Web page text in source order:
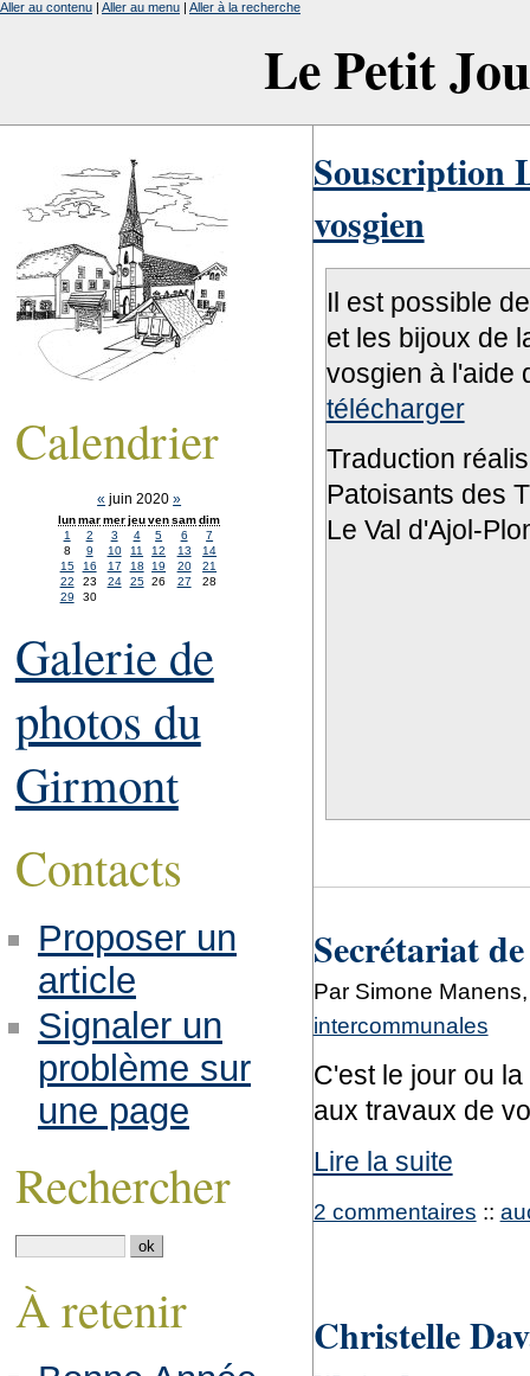
Le Petit
Aller au contenu | Aller au menu | Aller à la recherche
Souscription
vosgien
Il est possible
et les bijoux de
vosgien à l'aide
télécharger
Traduction
Patoisants des
Le Val d'Ajol-
Secrétariat
Par Simone
intercommunales
C'est le jour ou
aux travaux de
Lire la suite
2 commentaires ::
Christelle
Calendrier
« juin 2020»
lunmarmerjeuvensamdim
1
2 3 4 5 6
7
8
9 10 11 12 13
14
15
16 17 18 19 20
21
22
23 24 25 26 27
28
29
30
Galerie de
photos du
Girmont
Contacts
Proposer un
article
Signaler un
problème sur
une page
Rechercher
À retenir